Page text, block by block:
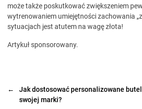
może także poskutkować zwiększeniem
wytrenowaniem umiejętności zachowania
sytuacjach jest atutem na wagę złota!
Artykuł sponsorowany.
←
Jak dostosować personalizowane
swojej marki?